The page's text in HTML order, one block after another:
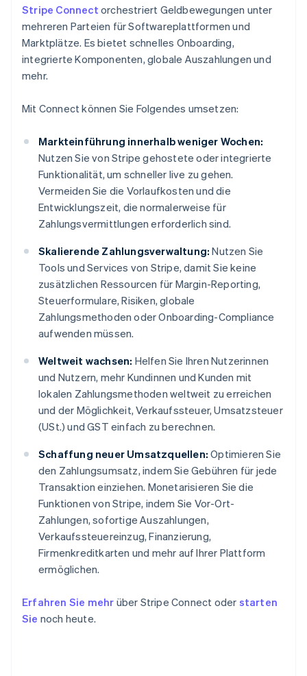
Stripe Connect orchestriert Geldbewegungen unter
mehreren Parteien für Softwareplattformen und
Marktplätze. Es bietet schnelles Onboarding,
integrierte Komponenten, globale Auszahlungen und
mehr.
Mit Connect können Sie Folgendes umsetzen:
Markteinführung innerhalb weniger Wochen:
Nutzen Sie von Stripe gehostete oder integrierte
Funktionalität, um schneller live zu gehen.
Vermeiden Sie die Vorlaufkosten und die
Entwicklungszeit, die normalerweise für
Zahlungsvermittlungen erforderlich sind.
Skalierende Zahlungsverwaltung: Nutzen Sie
Tools und Services von Stripe, damit Sie keine
zusätzlichen Ressourcen für Margin-Reporting,
Steuerformulare, Risiken, globale
Zahlungsmethoden oder Onboarding-Compliance
aufwenden müssen.
Weltweit wachsen: Helfen Sie Ihren Nutzerinnen
und Nutzern, mehr Kundinnen und Kunden mit
lokalen Zahlungsmethoden weltweit zu erreichen
und der Möglichkeit, Verkaufssteuer, Umsatzsteuer
(USt.) und GST einfach zu berechnen.
Schaffung neuer Umsatzquellen: Optimieren Sie
den Zahlungsumsatz, indem Sie Gebühren für jede
Transaktion einziehen. Monetarisieren Sie die
Funktionen von Stripe, indem Sie Vor-Ort-
Zahlungen, sofortige Auszahlungen,
Verkaufssteuereinzug, Finanzierung,
Firmenkreditkarten und mehr auf Ihrer Plattform
ermöglichen.
Erfahren Sie mehr über Stripe Connect oder starten
Sie noch heute.